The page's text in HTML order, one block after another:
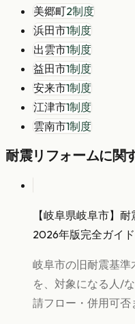
美郷町2制度
浜田市1制度
出雲市1制度
益田市1制度
安来市1制度
江津市1制度
雲南市1制度
耐震リフォームに関
【岐阜県岐阜市】
2026年版完全ガイド
岐阜市の旧耐震基
を、対象になる人/
請フロー・併用可否